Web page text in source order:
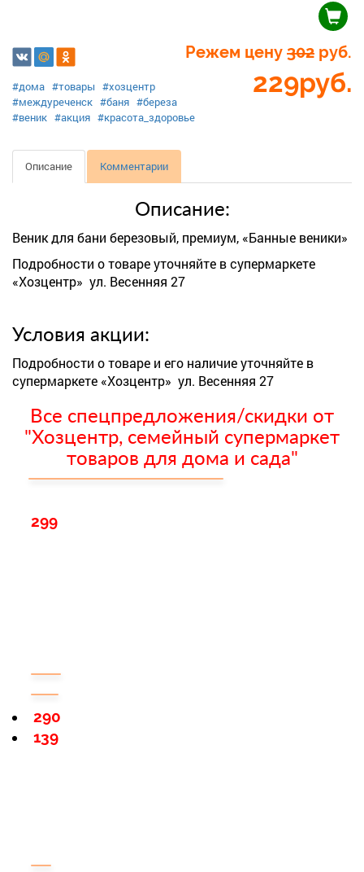
Режем цену 302 руб.
229руб.
#дома #товары #хозцентр
#междуреченск #баня #береза
#веник #акция #красота_здоровье
Описание Комментарии
Описание:
Веник для бани березовый, премиум, «Банные веники»
Подробности о товаре уточняйте в супермаркете
«Хозцентр» ул. Весенняя 27
Условия акции:
Подробности о товаре и его наличие уточняйте в
супермаркете «Хозцентр» ул. Весенняя 27
Все спецпредложения/скидки от
"Хозцентр, семейный супермаркет
товаров для дома и сада"
299
139
290